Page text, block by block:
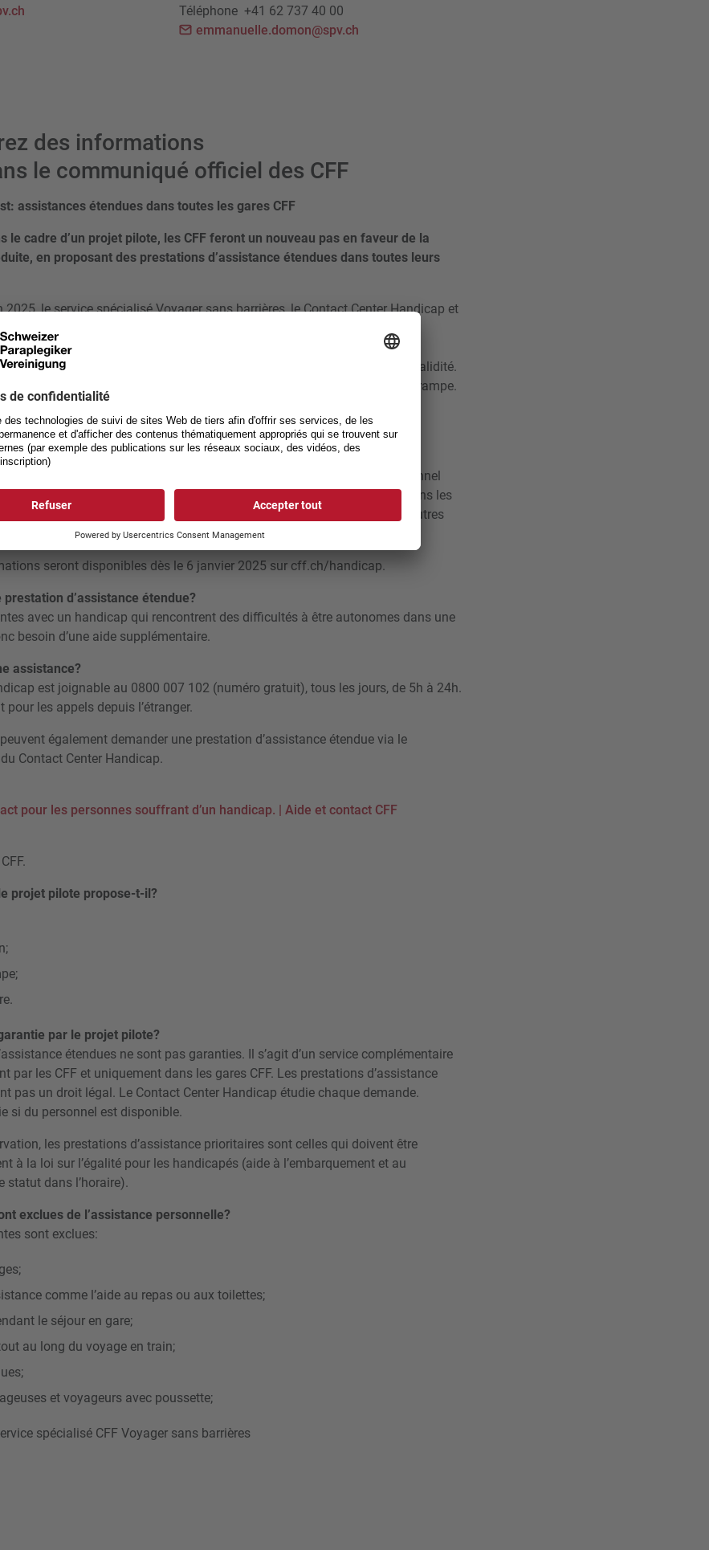
Téléphone +41 62 737 40 00
emmanuelle.domon@spv.ch
des informations
le communiqué officiel des CFF
assistances étendues dans toutes les gares CFF
le cadre d’un projet pilote, les CFF feront un nouveau pas en faveur de la
en proposant des prestations d’assistance étendues dans toutes leurs
le service spécialisé Voyager sans barrières, le Contact Center Handicap et
et assistants clientèle, réalisent un projet pilote pour tester des
étendues dans les gares CFF. Ils étudient des prestations d’assistance
aux besoins individuels de la clientèle, quel que soit le type d’invalidité.
pour s’orienter en gare, pour changer de train ou pour utiliser la rampe.
examine si l’assistance complémentaire peut être couverte par les
et classe les demandes par ordre de priorité.
sont gratuites. L’annonce se fait via le Contact Center Handicap,
gratuit), au moins une heure à l’avance. Ce dernier vérifie que le personnel
suffisant pour assurer les prestations souhaitées Ne sont pas compris dans les
étendues, le transport de bagages et les assistances dans les gares d’autres
seront disponibles dès le 6 janvier 2025 sur cff.ch/handicap.
d’assistance étendue?
avec un handicap qui rencontrent des difficultés à être autonomes dans une
besoin d’une aide supplémentaire.
assistance?
est joignable au 0800 007 102 (numéro gratuit), tous les jours, de 5h à 24h.
pour les appels depuis l’étranger.
également demander une prestation d’assistance étendue via le
Contact Center Handicap.
pour les personnes souffrant d’un handicap. | Aide et contact CFF
projet pilote propose-t-il?
par le projet pilote?
étendues ne sont pas garanties. Il s’agit d’un service complémentaire
par les CFF et uniquement dans les gares CFF. Les prestations d’assistance
pas un droit légal. Le Contact Center Handicap étudie chaque demande.
si du personnel est disponible.
les prestations d’assistance prioritaires sont celles qui doivent être
à la loi sur l’égalité pour les handicapés (aide à l’embarquement et au
statut dans l’horaire).
exclues de l’assistance personnelle?
sont exclues:
comme l’aide au repas ou aux toilettes;
le séjour en gare;
au long du voyage en train;
et voyageurs avec poussette;
spécialisé CFF Voyager sans barrières